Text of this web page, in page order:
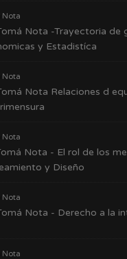
Nota
Nota -Trayectoria de
y Estadistíca
Nota
Nota Relaciones d
Nota
Nota - El rol de los
y Diseño
Nota
Nota - Derecho a la
Nota